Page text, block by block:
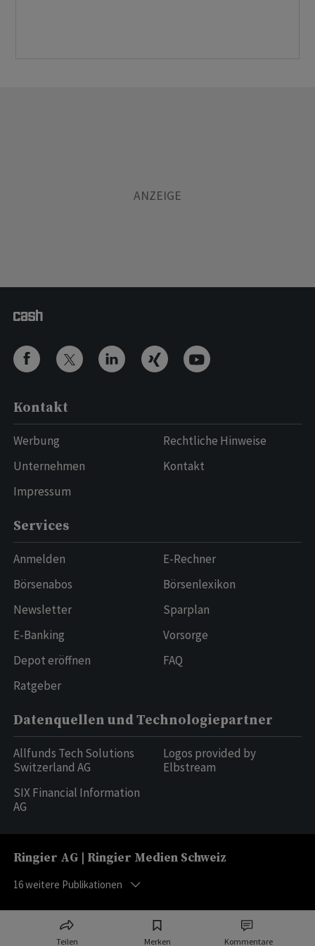
Teilen Merken Kommentare
Kontakt
Werbung
Unternehmen
Impressum
Rechtliche Hinweise
Kontakt
Services
Anmelden
Börsenabos
Newsletter
E-Banking
Depot eröffnen
Ratgeber
E-Rechner
Börsenlexikon
Sparplan
Vorsorge
FAQ
Datenquellen und Technologiepartner
Allfunds Tech Solutions
Switzerland AG
SIX Financial Information
AG
Logos provided by
Elbstream
Ringier AG | Ringier Medien Schweiz
16weitere Publikationen